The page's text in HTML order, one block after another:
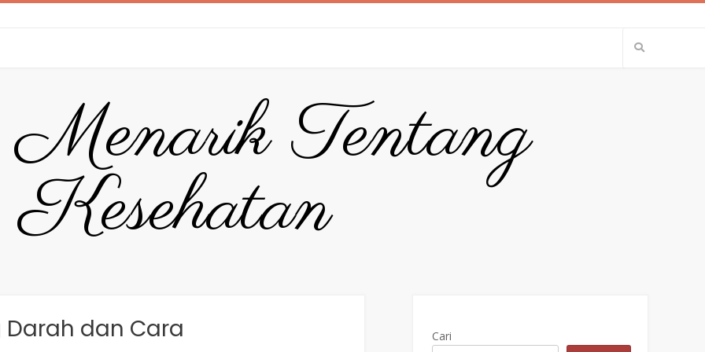
Tentang
Kesehatan
Darah dan Cara Cari